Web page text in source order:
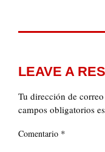
LEAVE A
Tu dirección de
campos obligatorios
Comentario *